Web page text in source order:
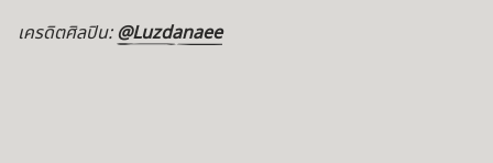
เครดิตศิลปิน: ​@Luzdanaee